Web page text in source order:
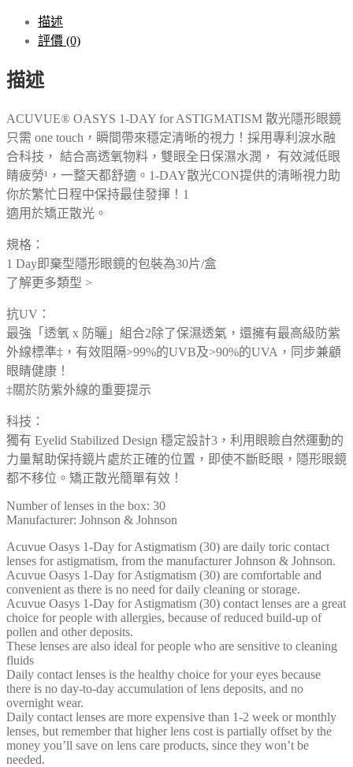
ASTIGMATISM
描述
評價 (0)
描述
ACUVUE® OASYS 1-DAY for ASTIGMATISM 散光隱形眼鏡
只需 one touch，瞬間帶來穩定清晰的視力！採用專利淚水融
合科技， 結合高透氧物料，雙眼全日保濕水潤， 有效減低眼
睛疲勞¹，一整天都舒適。1-DAY散光CON提供的清晰視力助
你於繁忙日程中保持最佳發揮！1
適用於矯正散光。
規格：
1 Day即棄型隱形眼鏡的包裝為30片/盒
了解更多類型 >
抗UV：
最強「透氧 x 防曬」組合2除了保濕透氣，還擁有最高級防紫
外線標準‡，有效阻隔>99%的UVB及>90%的UVA，同步兼顧
眼睛健康！
‡關於防紫外線的重要提示
科技：
獨有 Eyelid Stabilized Design 穩定設計3，利用眼瞼自然運動的
力量幫助保持鏡片處於正確的位置，即使不斷眨眼，隱形眼鏡
都不移位。矯正散光簡單有效！
Number of lenses in the box: 30
Manufacturer: Johnson & Johnson
Acuvue Oasys 1-Day for Astigmatism (30) are daily toric contact
lenses for astigmatism, from the manufacturer Johnson & Johnson.
Acuvue Oasys 1-Day for Astigmatism (30) are comfortable and
convenient as there is no need for daily cleaning or storage.
Acuvue Oasys 1-Day for Astigmatism (30) contact lenses are a great
choice for people with allergies, because of reduced build-up of
pollen and other deposits.
These lenses are also ideal for people who are sensitive to cleaning
fluids
Daily contact lenses is the healthy choice for your eyes because
there is no day-to-day accumulation of lens deposits, and no
overnight wear.
Daily contact lenses are more expensive than 1-2 week or monthly
lenses, but remember that higher lens cost is partially offset by the
money you’ll save on lens care products, since they won’t be
needed.